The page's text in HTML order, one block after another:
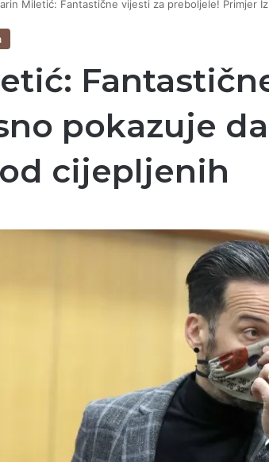
Miletić: Fantastične vijesti za preboljele! Primjer
pokazuje
cijepljenih